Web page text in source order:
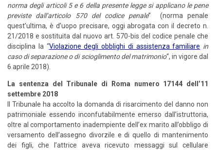
norma degli articoli 5 e 6 della presente legge si applicano le pene
previste dall’articolo 570 del codice penale” (norma penale
quest’ultima, è d’uopo precisare, oggi abrogata con il decreto n.
21/2018 e sostituita dal nuovo art. 570-bis del codice penale che
disciplina la “Violazione degli obblighi di assistenza familiare in
caso di separazione o di scioglimento del matrimonio“, in vigore dal
6 aprile 2018).
La sentenza del Tribunale di Roma
numero 17144 dell’11
settembre 2018
Il Tribunale ha accolto la domanda di risarcimento del danno non
patrimoniale essendo inconfutabilmente emerso dall’istruttoria,
oltre al comportamento inadempiente dell’ex marito all’obbligo di
versamento dell’assegno divorzile e di quello di mantenimento
dei figli, che l’attrice aveva ricevuto messaggi sul cellulare